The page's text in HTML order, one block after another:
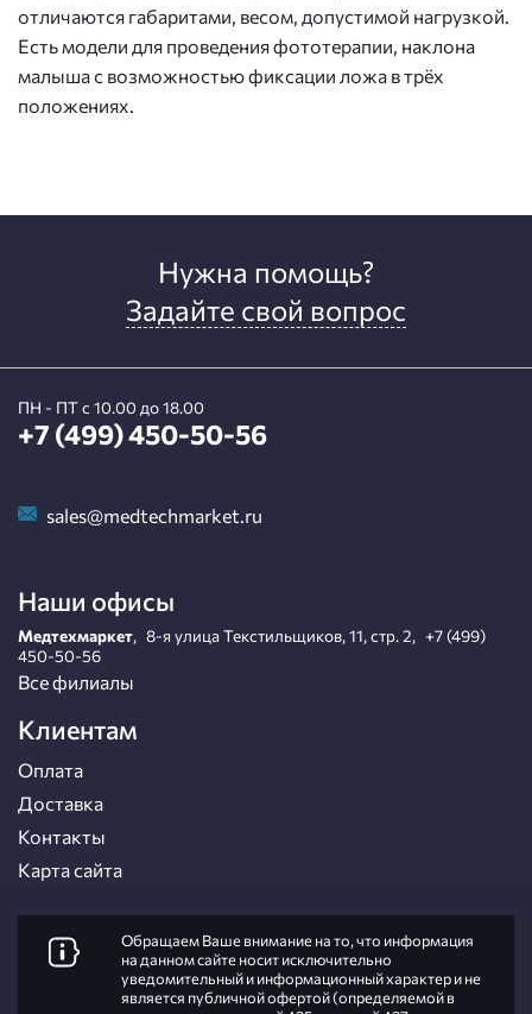
отличаются габаритами, весом, допустимой нагрузкой.
Есть модели для проведения фототерапии, наклона
малыша с возможностью фиксации ложа в трёх
положениях.
Нужна помощь?
Задайте свой вопрос
ПН - ПТ с 10.00 до 18.00
+7 (499) 450-50-56
sales@medtechmarket.ru
Наши офисы
Медтехмаркет, 8-я улица Текстильщиков, 11, стр. 2, +7 (499)
450-50-56
Все филиалы
Клиентам
Оплата
Доставка
Контакты
Карта сайта
Обращаем Ваше внимание на то, что информация
на данном сайте носит исключительно
уведомительный и информационный характер и не
является публичной офертой (определяемой в